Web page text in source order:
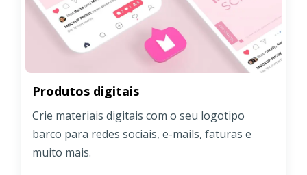
Produtos digitais
Crie materiais digitais com o seu logotipo
barco para redes sociais, e-mails, faturas e
muito mais.